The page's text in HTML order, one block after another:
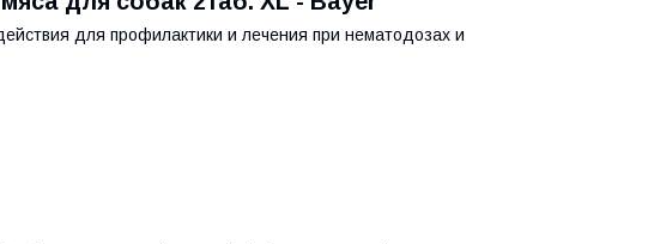
для профилактики и лечения при нематодозах и